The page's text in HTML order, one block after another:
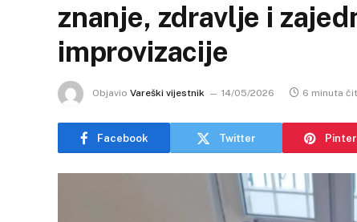
znanje, zdravlje i
improvizacije
Objavio Vareški vijestnik 14/05/2026 6 minuta
Facebook Twitter